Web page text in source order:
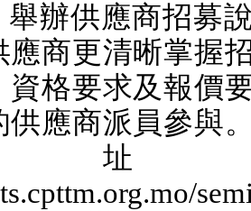
舉辦供應商招募
應商更清晰掌握
資格要求及報價
供應商派員參與
址